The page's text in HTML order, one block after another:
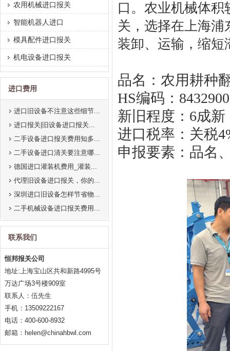
农用机械进口报关
智能机器人进口
模具配件进口报关
机电设备进口报关
进口费用
进口旧设备不注意这些细节...
进口报关|旧设备进口报关...
二手设备进口报关费用知多...
二手设备进口清关要注意哪...
德国进口灌装机费用_灌装...
代理旧设备进口报关，你的...
深圳进口旧设备怎样节省物...
二手机械设备进口报关费用...
联系我们
恒邦报关公司
地址:上海宝山区共和新路4995号
万达广场3号楼909室
联系人：伍先生
手机：13509222167
电话：400-600-8932
邮箱：helen@chinahbwl.com
口。农业机械体积
关，选择在上海浦
装卸、运输，缩短
品名：农用耕种
HS编码：
新旧程度：6成新
进口税率：关税
申报要素：品名